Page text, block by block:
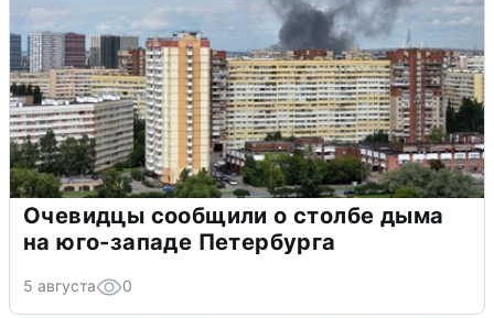
Очевидцы сообщили о столбе дыма
на юго-западе Петербурга
5 августа 0